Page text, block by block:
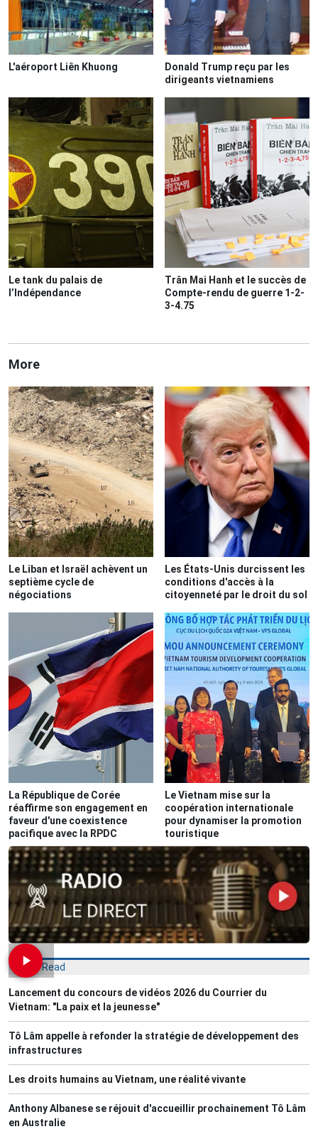
L'aéroport Liên Khuong
Donald Trump reçu par les
dirigeants vietnamiens
Le tank du palais de
l’Indépendance
Trân Mai Hanh et le succès de
Compte-rendu de guerre 1-2-
3-4.75
More
Le Liban et Israël achèvent un
septième cycle de
négociations
Les États-Unis durcissent les
conditions d'accès à la
citoyenneté par le droit du sol
La République de Corée
réaffirme son engagement en
faveur d'une coexistence
pacifique avec la RPDC
Le Vietnam mise sur la
coopération internationale
pour dynamiser la promotion
touristique
Most Read
Lancement du concours de vidéos 2026 du Courrier du
Vietnam: "La paix et la jeunesse"
Tô Lâm appelle à refonder la stratégie de développement des
infrastructures
Les droits humains au Vietnam, une réalité vivante
Anthony Albanese se réjouit d'accueillir prochainement Tô Lâm
en Australie